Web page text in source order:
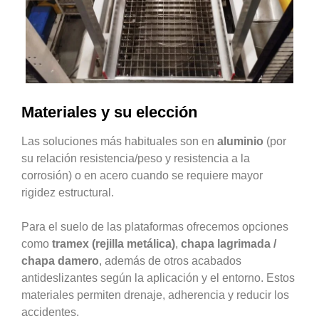
Materiales y su elección
Las soluciones más habituales son en aluminio (por
su relación resistencia/peso y resistencia a la
corrosión) o en acero cuando se requiere mayor
rigidez estructural.
Para el suelo de las plataformas ofrecemos opciones
como tramex (rejilla metálica), chapa lagrimada /
chapa damero, además de otros acabados
antideslizantes según la aplicación y el entorno. Estos
materiales permiten drenaje, adherencia y reducir los
accidentes.